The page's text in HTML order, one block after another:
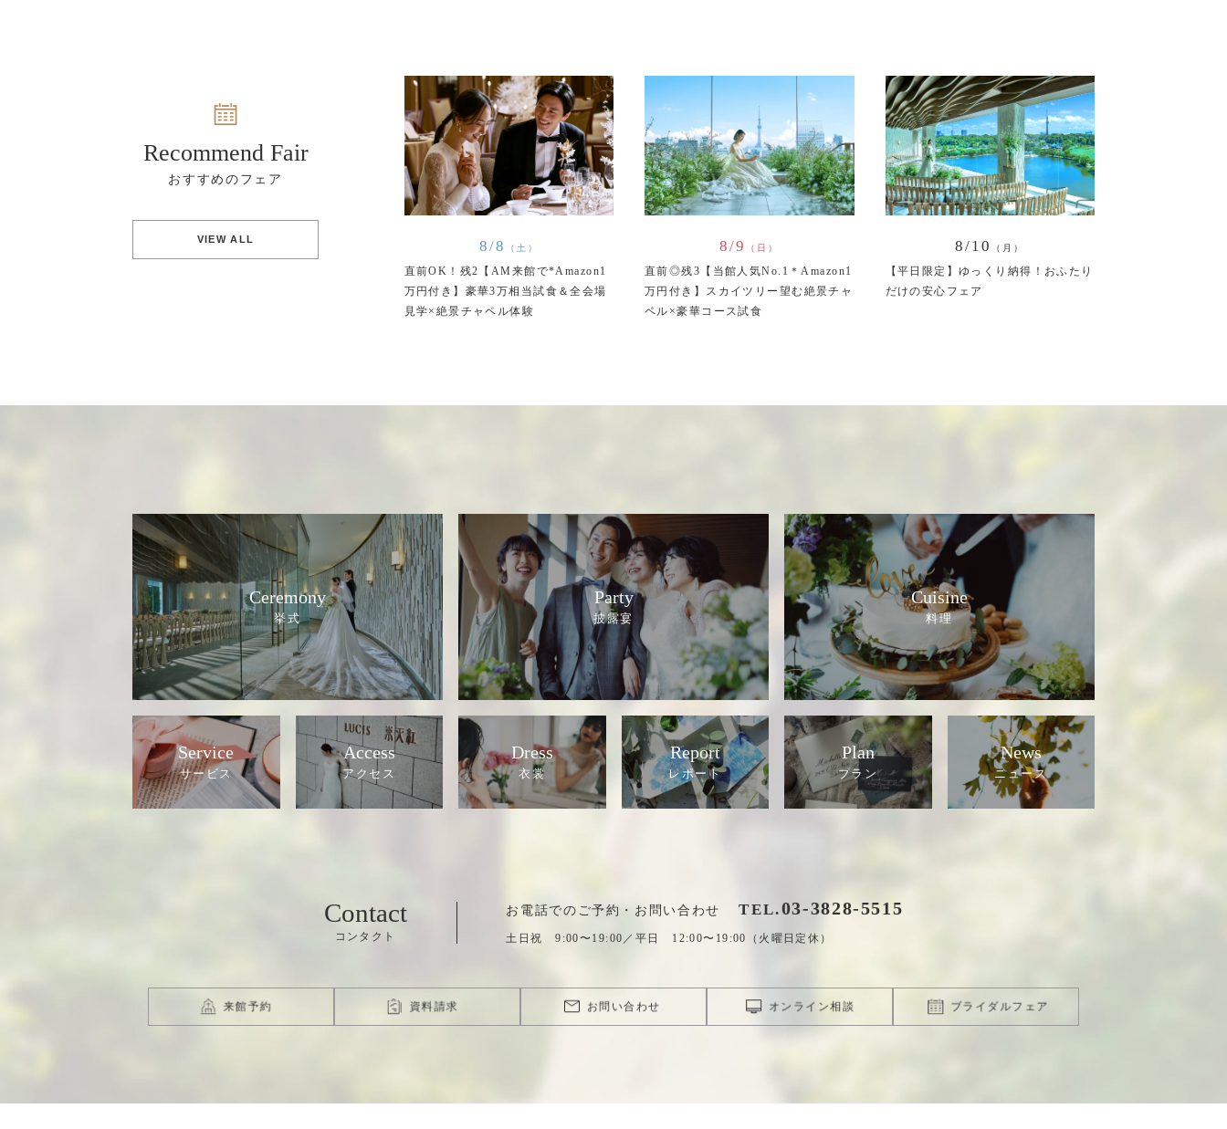
Recommend Fair
8/8 （土）
直前OK！残2【AM来館で*Amazon1
万円付き】豪華3万相当試食＆全会場
見学×絶景チャペル体験
8/9 （日）
直前◎残3【当館人気No.1＊Amazon1
万円付き】スカイツリー望む絶景チャ
ペル×豪華コース試食
8/10 （月）
【平日限定】ゆっくり納得！おふたり
だけの安心フェア
VIEW ALL
Ceremony Party Cuisine
Service Access Dress Report Plan News
Contact お電話でのご予約・お問い合わせ TEL.03-3828-5515
土日祝 9:00〜19:00／平日 12:00〜19:00（火曜日定休）
来館予約 資料請求 お問い合わせ オンライン相談 ブライダルフェア